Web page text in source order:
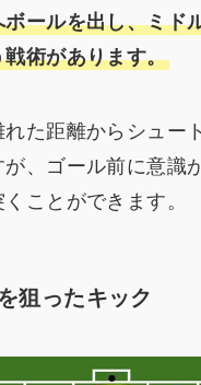
ールを出し、ミド
術があります。
れた距離からシュー
が、ゴール前に意識
ことができます。
狙ったキック